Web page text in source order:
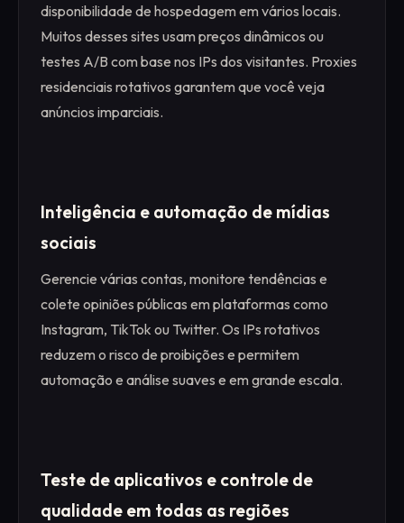
disponibilidade de hospedagem em vários locais.
Muitos desses sites usam preços dinâmicos ou
testes A/B com base nos IPs dos visitantes. Proxies
residenciais rotativos garantem que você veja
anúncios imparciais.
Inteligência e automação de mídias
sociais
Gerencie várias contas, monitore tendências e
colete opiniões públicas em plataformas como
Instagram, TikTok ou Twitter. Os IPs rotativos
reduzem o risco de proibições e permitem
automação e análise suaves e em grande escala.
Teste de aplicativos e controle de
qualidade em todas as regiões